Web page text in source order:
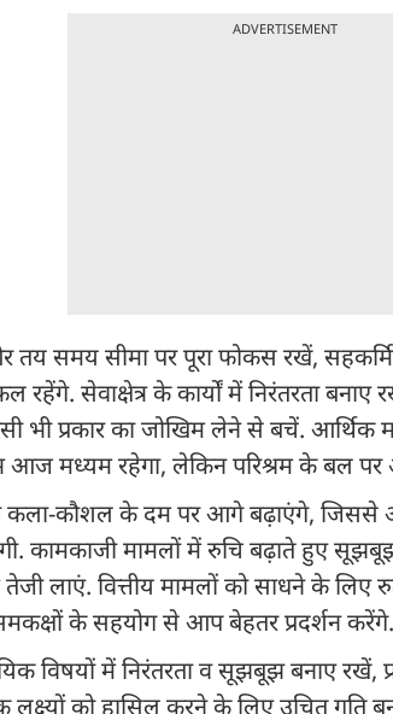
ADVERTISEMENT
तय समय सीमा पर पूरा फोकस रखें,
सेवाक्षेत्र के कार्यों में निरंतरता
भी प्रकार का जोखिम लेने से बचें. आर्थिक
आज मध्यम रहेगा, लेकिन परिश्रम के बल
कला-कौशल के दम पर आगे बढ़ाएंगे, जिससे
कामकाजी मामलों में रुचि बढ़ाते हुए
लाएं. वित्तीय मामलों को साधने के
समकक्षों के सहयोग से आप बेहतर प्रदर्शन करेंगे.
विषयों में निरंतरता व सूझबूझ बनाए रखें,
लक्ष्यों को हासिल करने के लिए उचित गति